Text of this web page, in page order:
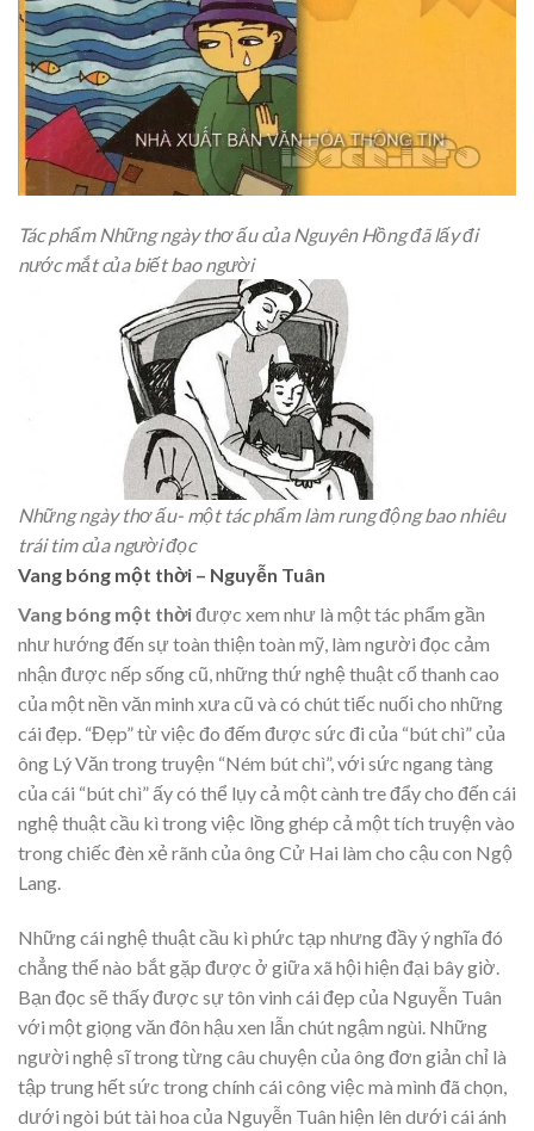
Tác phẩm Những ngày thơ ấu của Nguyên Hồng đã lấy đi
nước mắt của biết bao người
Những ngày thơ ấu- một tác phẩm làm rung động bao nhiêu
trái tim của người đọc
Vang bóng một thời – Nguyễn Tuân
Vang bóng một thờiđược xem như là một tác phẩm gần
như hướng đến sự toàn thiện toàn mỹ, làm người đọc cảm
nhận được nếp sống cũ, những thứ nghệ thuật cổ thanh cao
của một nền văn minh xưa cũ và có chút tiếc nuối cho những
cái đẹp. “Đẹp” từ việc đo đếm được sức đi của “bút chì” của
ông Lý Văn trong truyện “Ném bút chì”, với sức ngang tàng
của cái “bút chì” ấy có thể lụy cả một cành tre đẩy cho đến cái
nghệ thuật cầu kì trong việc lồng ghép cả một tích truyện vào
trong chiếc đèn xẻ rãnh của ông Cử Hai làm cho cậu con Ngộ
Lang.
Những cái nghệ thuật cầu kì phức tạp nhưng đầy ý nghĩa đó
chẳng thể nào bắt gặp được ở giữa xã hội hiện đại bây giờ.
Bạn đọc sẽ thấy được sự tôn vinh cái đẹp của Nguyễn Tuân
với một giọng văn đôn hậu xen lẫn chút ngậm ngùi. Những
người nghệ sĩ trong từng câu chuyện của ông đơn giản chỉ là
tập trung hết sức trong chính cái công việc mà mình đã chọn,
dưới ngòi bút tài hoa của Nguyễn Tuân hiện lên dưới cái ánh